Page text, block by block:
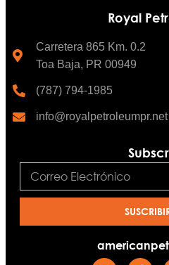
Royal
Carretera 865 Km. 0.2
Toa Baja, PR 00949
(787) 794-1985
info@royalpetroleumpr.net